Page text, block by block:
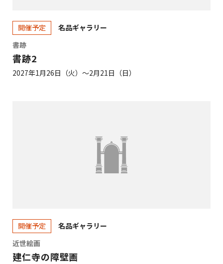
開催予定
名品ギャラリー
書跡
書跡2
2027年1月26日（火）～2月21日（日）
開催予定
名品ギャラリー
近世絵画
建仁寺の障壁画